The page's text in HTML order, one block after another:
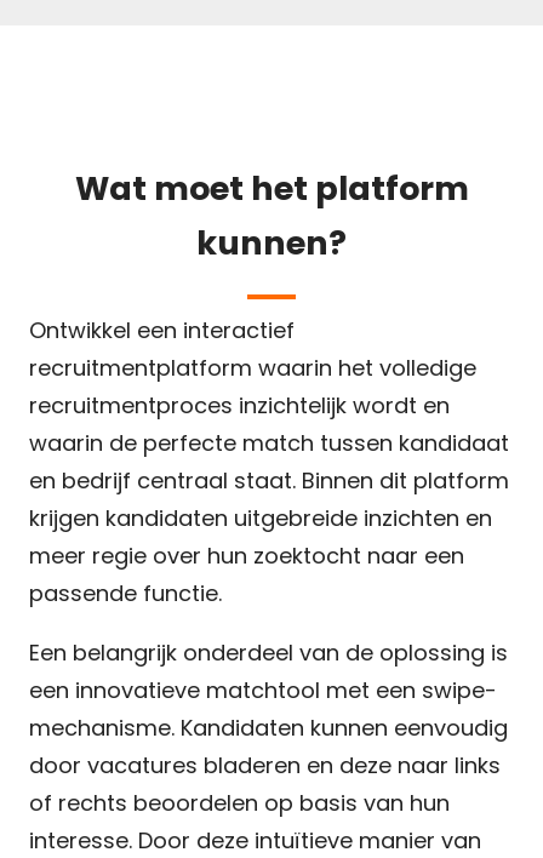
Wat moet het platform
kunnen?
Ontwikkel een interactief
recruitmentplatform waarin het volledige
recruitmentproces inzichtelijk wordt en
waarin de perfecte match tussen kandidaat
en bedrijf centraal staat. Binnen dit platform
krijgen kandidaten uitgebreide inzichten en
meer regie over hun zoektocht naar een
passende functie.
Een belangrijk onderdeel van de oplossing is
een innovatieve matchtool met een swipe-
mechanisme. Kandidaten kunnen eenvoudig
door vacatures bladeren en deze naar links
of rechts beoordelen op basis van hun
interesse. Door deze intuïtieve manier van